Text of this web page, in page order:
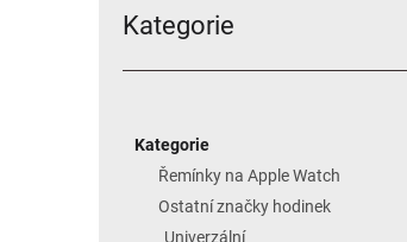
Přeskočit kategorie
Kategorie
Kategorie
Řemínky na Apple Watch
Ostatní značky hodinek
Univerzální